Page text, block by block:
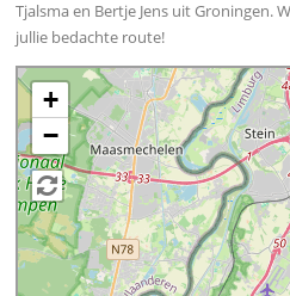
Tjalsma en Bertje Jens uit Groningen.
jullie bedachte route!
+
−